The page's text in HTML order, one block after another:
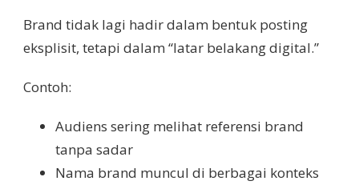
Brand tidak lagi hadir dalam bentuk posting
eksplisit, tetapi dalam “latar belakang digital.”
Contoh:
Audiens sering melihat referensi brand
tanpa sadar
Nama brand muncul di berbagai konteks